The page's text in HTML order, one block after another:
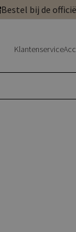
Bestel bij de
Klantenservice